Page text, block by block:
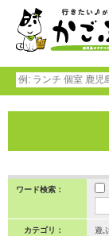
ワード検索：
カテゴリ： 遊